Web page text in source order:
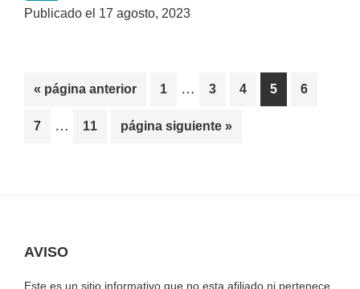
2023
Publicado el 17 agosto, 2023
« Ir
página anterior Página
1
Páginas
omitidas
… Página
3 Página
4 Página
5 Página
6
Página
7
Páginas
… Página
11
Ir
página siguiente »
Footer
AVISO
Este es un sitio informativo que no esta afiliado ni pertenece